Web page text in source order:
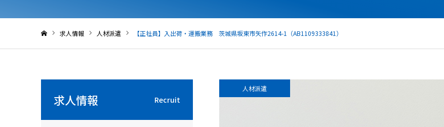
求人情報 人材派遣 【正社員】入出荷・運搬業務 茨城県坂東市矢作2614-1（AB1109333841）
人材派遣
求人情報 Recruit